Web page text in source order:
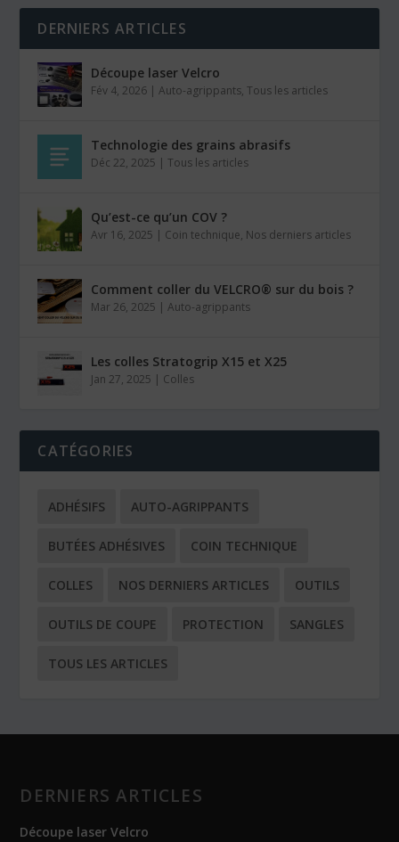
DERNIERS ARTICLES
Découpe laser Velcro
Fév 4, 2026 |Auto-agrippants,Tous les articles
Technologie des grains abrasifs
Déc 22, 2025 |Tous les articles
Qu’est-ce qu’un COV ?
Avr 16, 2025 | Coin technique, Nos derniers articles
Comment coller du VELCRO® sur du bois ?
Mar 26, 2025 |Auto-agrippants
Les colles Stratogrip X15 et X25
Jan 27, 2025 | Colles
CATÉGORIES
ADHÉSIFS AUTO-AGRIPPANTS
BUTÉES ADHÉSIVES COIN TECHNIQUE
COLLES NOS DERNIERS ARTICLES OUTILS
OUTILS DE COUPE PROTECTION SANGLES
TOUS LES ARTICLES
DERNIERS ARTICLES
Découpe laser Velcro